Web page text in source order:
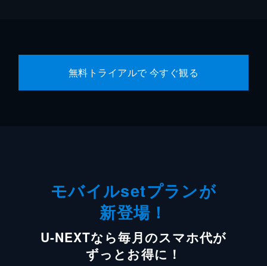
無料トライアルで 今すぐ観る
モバイルsetプランが
新登場！
U-NEXTなら毎月のスマホ代が
ずっとお得に！